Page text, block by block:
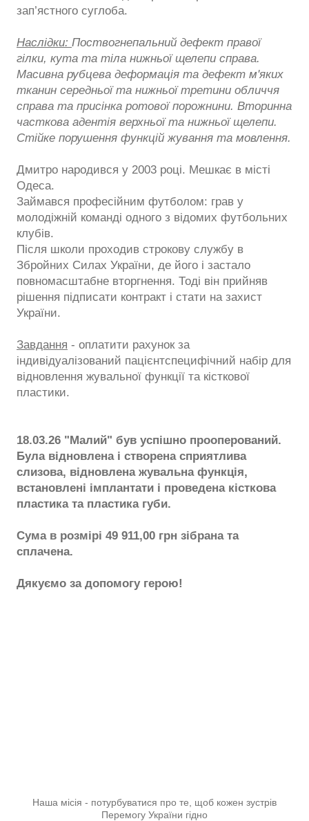
зап’ястного суглоба.
Наслідки: Поствогнепальний дефект правої
гілки, кута та тіла нижньої щелепи справа.
Масивна рубцева деформація та дефект м'яких
тканин середньої та нижньої третини обличчя
справа та присінка ротової порожнини. Вторинна
часткова адентія верхньої та нижньої щелепи.
Стійке порушення функцій жування та мовлення.
Дмитро народився у 2003 році. Мешкає в місті
Одеса.
Займався професійним футболом: грав у
молодіжній команді одного з відомих футбольних
клубів.
Після школи проходив строкову службу в
Збройних Силах України, де його і застало
повномасштабне вторгнення. Тоді він прийняв
рішення підписати контракт і стати на захист
України.
Завдання - оплатити рахунок за
індивідуалізований пацієнтспецифічний набір для
відновлення жувальної функції та кісткової
пластики.
18.03.26 "Малий" був успішно прооперований.
Була відновлена і створена сприятлива
слизова, відновлена жувальна функція,
встановлені імплантати і проведена кісткова
пластика та пластика губи.
Сума в розмірі 49 911,00 грн зібрана та
сплачена.
Дякуємо за допомогу герою!
Наша місія - потурбуватися про те, щоб кожен зустрів
Перемогу України гідно